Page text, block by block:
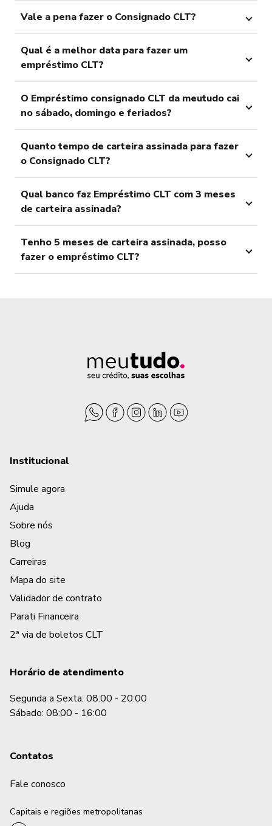
Vale a pena fazer o Consignado CLT?
Qual é a melhor data para fazer um
empréstimo CLT?
O Empréstimo consignado CLT da meutudo cai
no sábado, domingo e feriados?
Quanto tempo de carteira assinada para fazer
o Consignado CLT?
Qual banco faz Empréstimo CLT com 3 meses
de carteira assinada?
Tenho 5 meses de carteira assinada, posso
fazer o empréstimo CLT?
Institucional
Simule agora
Ajuda
Sobre nós
Blog
Carreiras
Mapa do site
Validador de contrato
Parati Financeira
2ª via de boletos CLT
Horário de atendimento
Segunda a Sexta: 08:00 - 20:00
Sábado: 08:00 - 16:00
Contatos
Fale conosco
Capitais e regiões metropolitanas